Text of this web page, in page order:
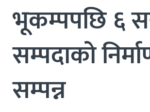
भूकम्पपछि ६
सम्पदाको
सम्पन्न